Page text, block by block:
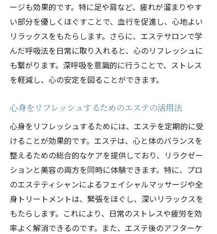
ージも効果的です。特に足や肩など、疲れが溜まりやす
い部分を優しくほぐすことで、血行を促進し、心地よい
リラックスをもたらします。さらに、エステサロンで学
んだ呼吸法を日常に取り入れると、心のリフレッシュに
も繋がります。深呼吸を意識的に行うことで、ストレス
を軽減し、心の安定を図ることができます。
心身をリフレッシュするためのエステの活用法
心身をリフレッシュするためには、エステを定期的に受
けることが効果的です。エステは、心と体のバランスを
整えるための総合的なケアを提供しており、リラクゼー
ションと美容の両方を同時に体験できます。特に、プロ
のエステティシャンによるフェイシャルマッサージや全
身トリートメントは、緊張をほぐし、深いリラックスを
もたらします。これにより、日常のストレスや疲労を効
率よく解消できるのです。また、エステ後のアフターケ